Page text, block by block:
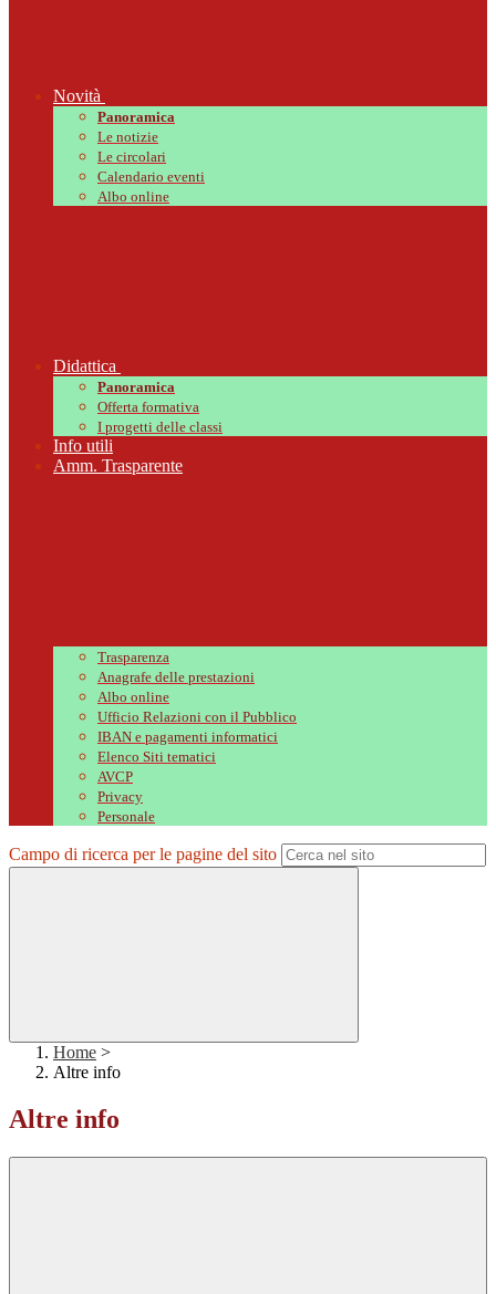
Novità
Panoramica
Le notizie
Le circolari
Calendario eventi
Albo online
Didattica
Panoramica
Offerta formativa
I progetti delle classi
Info utili
Amm. Trasparente
Trasparenza
Anagrafe delle prestazioni
Albo online
Ufficio Relazioni con il Pubblico
IBAN e pagamenti informatici
Elenco Siti tematici
AVCP
Privacy
Personale
Campo di ricerca per le pagine del sito
Home >
Altre info
Altre info